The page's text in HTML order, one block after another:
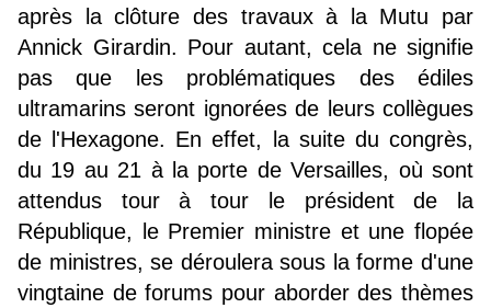
après la clôture des travaux à la Mutu par
Annick Girardin. Pour autant, cela ne signifie
pas que les problématiques des édiles
ultramarins seront ignorées de leurs collègues
de l'Hexagone. En effet, la suite du congrès,
du 19 au 21 à la porte de Versailles, où sont
attendus tour à tour le président de la
République, le Premier ministre et une flopée
de ministres, se déroulera sous la forme d'une
vingtaine de forums pour aborder des thèmes